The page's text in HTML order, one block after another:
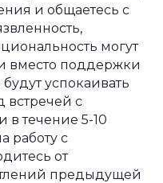
и общаетесь с
могут
вместо поддержки
успокаивать
встречей с
в течение 5-10
работу с
от
предыдущей